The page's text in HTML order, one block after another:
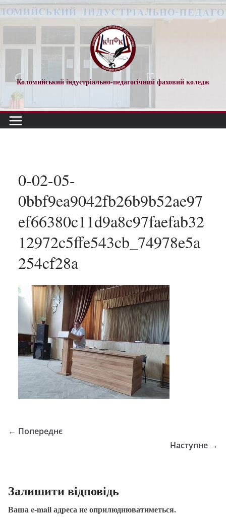
Перейти
до
Коломийський індустріально-педагогічний фаховий коледж
0-02-05-
0bbf9ea9042fb26b9b52ae97
ef66380c11d9a8c97faefab32
12972c5ffe543cb_74978e5a
254cf28a
← Попереднє
Наступне →
Залишити відповідь
Ваша e-mail адреса не оприлюднюватиметься.